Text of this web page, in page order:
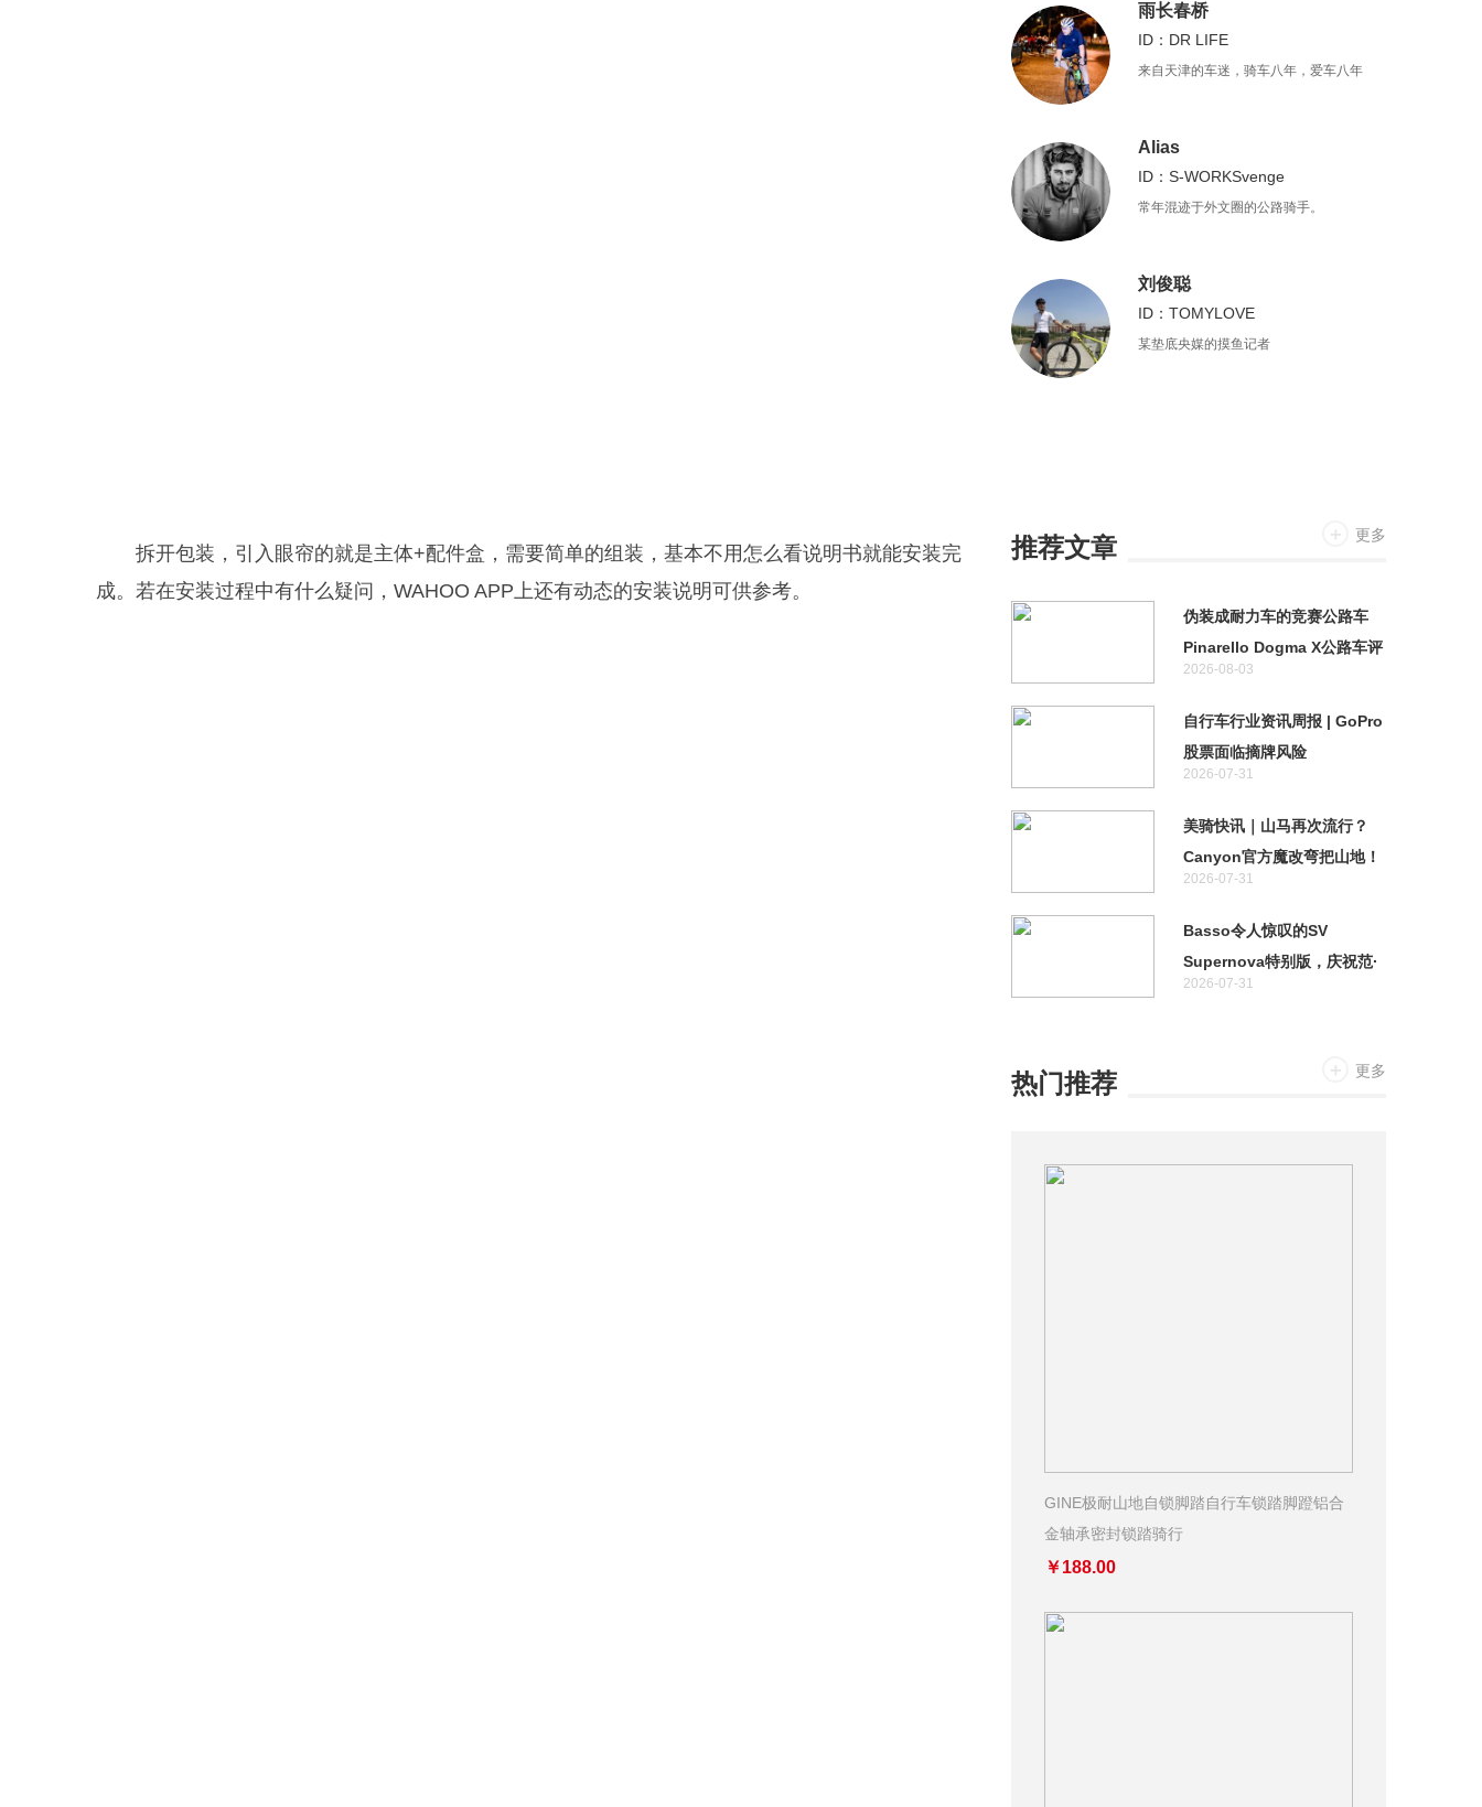
拆开包装，引入眼帘的就是主体+配件盒，需要简单的组装，基本不用怎么看说明书就能安装完
成。若在安装过程中有什么疑问，WAHOO APP上还有动态的安装说明可供参考。
雨长春桥
ID：DR LIFE
来自天津的车迷，骑车八年，爱车八年
Alias
ID：S-WORKSvenge
常年混迹于外文圈的公路骑手。
刘俊聪
ID：TOMYLOVE
某垫底央媒的摸鱼记者
推荐文章 更多
伪装成耐力车的竞赛公路车
Pinarello Dogma X公路车评
测
2026-08-03
自行车行业资讯周报 | GoPro
股票面临摘牌风险
2026-07-31
美骑快讯｜山马再次流行？
Canyon官方魔改弯把山地！
特斯拉首款两轮车居然不是电
2026-07-31
Basso令人惊叹的SV
Supernova特别版，庆祝范·
阿维马特奥运金牌十周年
2026-07-31
热门推荐 更多
GINE极耐山地自锁脚踏自行车锁踏脚蹬铝合
金轴承密封锁踏骑行
￥188.00